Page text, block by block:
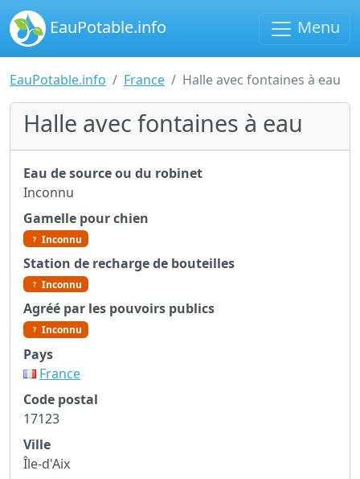
EauPotable.info Menu
EauPotable.info France Halle avec fontaines à eau
Halle avec fontaines à eau
Eau de source ou du robinet
Inconnu
Gamelle pour chien
Inconnu
Station de recharge de bouteilles
Inconnu
Agréé par les pouvoirs publics
Inconnu
Pays
France
Code postal
17123
Ville
Île-d'Aix